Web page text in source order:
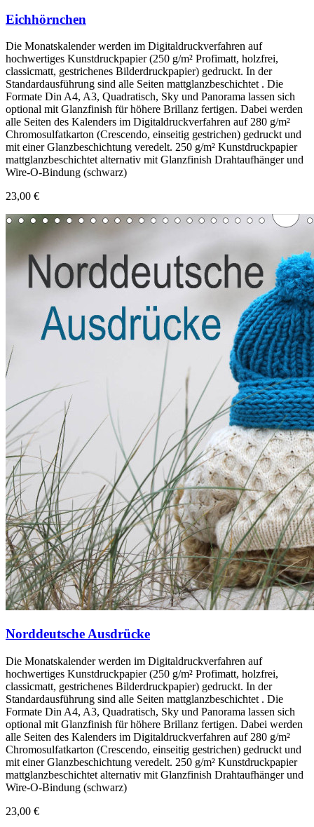
Eichhörnchen
Die Monatskalender werden im Digitaldruckverfahren auf
hochwertiges Kunstdruckpapier (250 g/m² Profimatt, holzfrei,
classicmatt, gestrichenes Bilderdruckpapier) gedruckt. In der
Standardausführung sind alle Seiten mattglanzbeschichtet . Die
Formate Din A4, A3, Quadratisch, Sky und Panorama lassen sich
optional mit Glanzfinish für höhere Brillanz fertigen. Dabei werden
alle Seiten des Kalenders im Digitaldruckverfahren auf 280 g/m²
Chromosulfatkarton (Crescendo, einseitig gestrichen) gedruckt und
mit einer Glanzbeschichtung veredelt. 250 g/m² Kunstdruckpapier
mattglanzbeschichtet alternativ mit Glanzfinish Drahtaufhänger und
Wire-O-Bindung (schwarz)
23,00 €
Norddeutsche Ausdrücke
Die Monatskalender werden im Digitaldruckverfahren auf
hochwertiges Kunstdruckpapier (250 g/m² Profimatt, holzfrei,
classicmatt, gestrichenes Bilderdruckpapier) gedruckt. In der
Standardausführung sind alle Seiten mattglanzbeschichtet . Die
Formate Din A4, A3, Quadratisch, Sky und Panorama lassen sich
optional mit Glanzfinish für höhere Brillanz fertigen. Dabei werden
alle Seiten des Kalenders im Digitaldruckverfahren auf 280 g/m²
Chromosulfatkarton (Crescendo, einseitig gestrichen) gedruckt und
mit einer Glanzbeschichtung veredelt. 250 g/m² Kunstdruckpapier
mattglanzbeschichtet alternativ mit Glanzfinish Drahtaufhänger und
Wire-O-Bindung (schwarz)
23,00 €